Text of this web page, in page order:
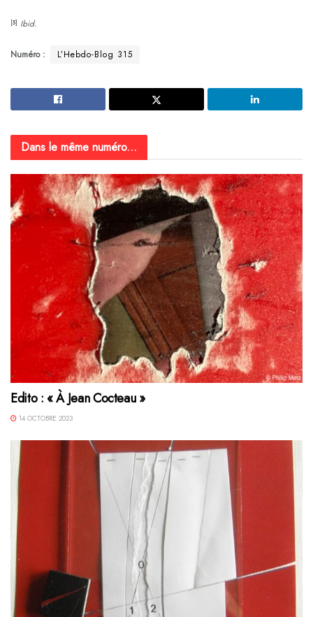
[5] Ibid.
Numéro : L’Hebdo-Blog 315
Dans le même numéro...
Edito : « À Jean Cocteau »
14 OCTOBRE 2023